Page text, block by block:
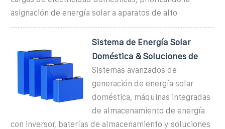
asignación de energía solar a aparatos de alto
Sistema de Energía Solar
Doméstica & Soluciones de
Sistemas avanzados de
generación de energía solar
doméstica, máquinas integradas
de almacenamiento de energía
con inversor, baterías de almacenamiento y soluciones